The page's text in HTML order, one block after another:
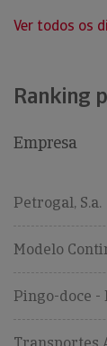
Ver todos os
Ranking
Empresa
Petrogal, S.a.
Modelo
Pingo-doce -